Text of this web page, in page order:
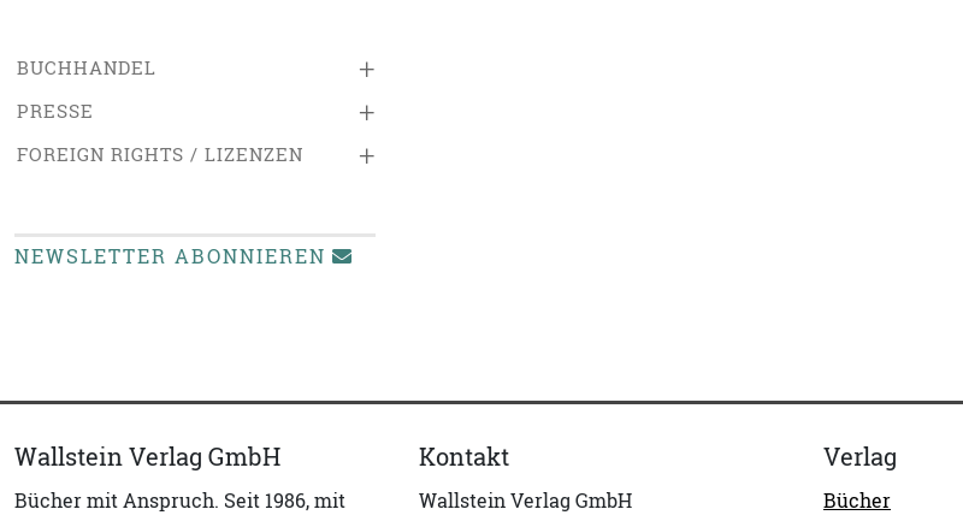
+
BUCHHANDEL
+
PRESSE
+
FOREIGN RIGHTS / LIZENZEN
NEWSLETTER ABONNIEREN
Wallstein Verlag GmbH
Bücher mit Anspruch. Seit 1986, mit
Kontakt
Wallstein Verlag GmbH
Verlag
Bücher